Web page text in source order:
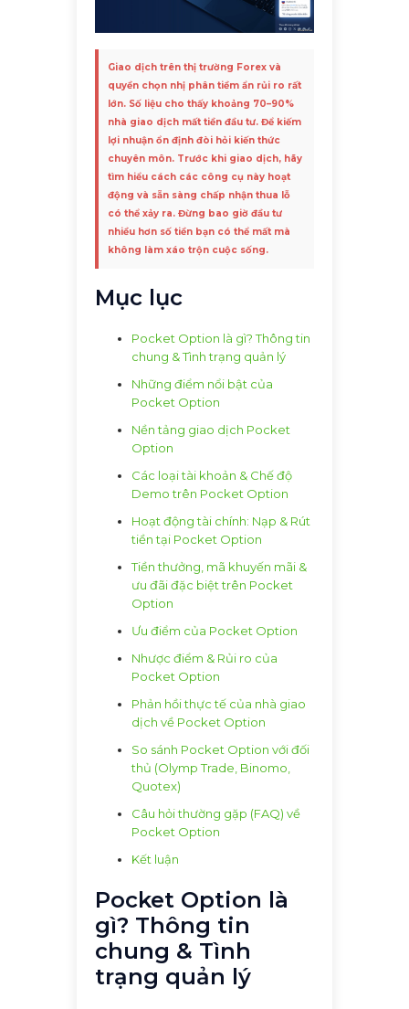
Giao dịch trên thị trường Forex và
quyền chọn nhị phân tiềm ẩn rủi ro rất
lớn. Số liệu cho thấy khoảng 70–90%
nhà giao dịch mất tiền đầu tư. Để kiếm
lợi nhuận ổn định đòi hỏi kiến thức
chuyên môn. Trước khi giao dịch, hãy
tìm hiểu cách các công cụ này hoạt
động và sẵn sàng chấp nhận thua lỗ
có thể xảy ra. Đừng bao giờ đầu tư
nhiều hơn số tiền bạn có thể mất mà
không làm xáo trộn cuộc sống.
Mục lục
Pocket Option là gì? Thông tin
chung & Tình trạng quản lý
Những điểm nổi bật của
Pocket Option
Nền tảng giao dịch Pocket
Option
Các loại tài khoản & Chế độ
Demo trên Pocket Option
Hoạt động tài chính: Nạp & Rút
tiền tại Pocket Option
Tiền thưởng, mã khuyến mãi &
ưu đãi đặc biệt trên Pocket
Option
Ưu điểm của Pocket Option
Nhược điểm & Rủi ro của
Pocket Option
Phản hồi thực tế của nhà giao
dịch về Pocket Option
So sánh Pocket Option với đối
thủ (Olymp Trade, Binomo,
Quotex)
Câu hỏi thường gặp (FAQ) về
Pocket Option
Kết luận
Pocket Option là
gì? Thông tin
chung & Tình
trạng quản lý